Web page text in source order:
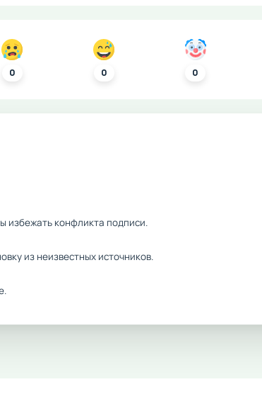
0 0 0
избежать конфликта подписи.
из неизвестных источников.